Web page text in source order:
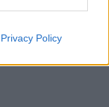
Privacy Policy